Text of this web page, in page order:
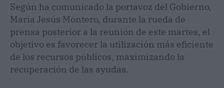
Según ha comunicado la portavoz del Gobierno,
María Jesús Montero, durante la rueda de
prensa posterior a la reunión de este martes, el
objetivo es favorecer la utilización más eficiente
de los recursos públicos, maximizando la
recuperación de las ayudas.